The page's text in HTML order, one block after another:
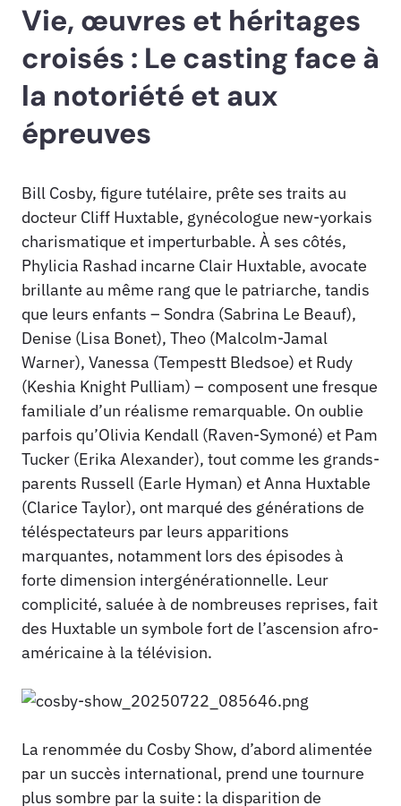
Vie, œuvres et héritages
croisés : Le casting face à
la notoriété et aux
épreuves
Bill Cosby, figure tutélaire, prête ses traits au
docteur Cliff Huxtable, gynécologue new-yorkais
charismatique et imperturbable. À ses côtés,
Phylicia Rashad incarne Clair Huxtable, avocate
brillante au même rang que le patriarche, tandis
que leurs enfants – Sondra (Sabrina Le Beauf),
Denise (Lisa Bonet), Theo (Malcolm-Jamal
Warner), Vanessa (Tempestt Bledsoe) et Rudy
(Keshia Knight Pulliam) – composent une fresque
familiale d’un réalisme remarquable. On oublie
parfois qu’Olivia Kendall (Raven-Symoné) et Pam
Tucker (Erika Alexander), tout comme les grands-
parents Russell (Earle Hyman) et Anna Huxtable
(Clarice Taylor), ont marqué des générations de
téléspectateurs par leurs apparitions
marquantes, notamment lors des épisodes à
forte dimension intergénérationnelle. Leur
complicité, saluée à de nombreuses reprises, fait
des Huxtable un symbole fort de l’ascension afro-
américaine à la télévision.
La renommée du Cosby Show, d’abord alimentée
par un succès international, prend une tournure
plus sombre par la suite : la disparition de